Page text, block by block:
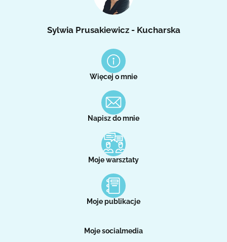
Sylwia Prusakiewicz - Kucharska
Więcej o mnie
Napisz do mnie
Moje warsztaty
Moje publikacje
Moje socialmedia